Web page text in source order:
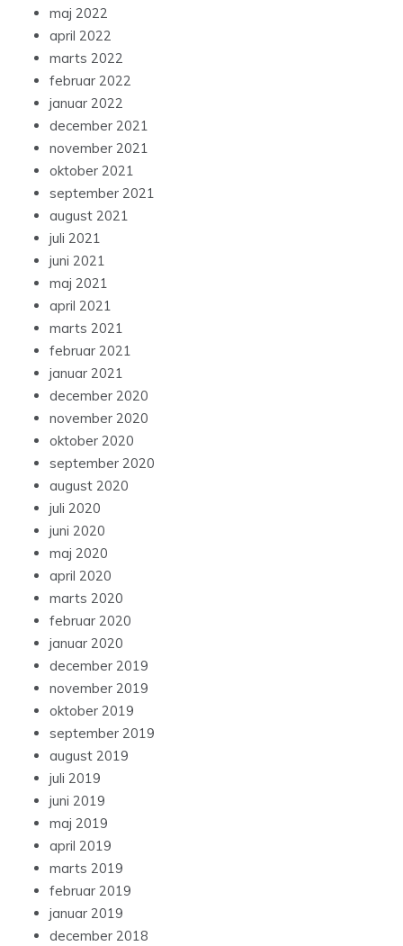
maj 2022
april 2022
marts 2022
februar 2022
januar 2022
december 2021
november 2021
oktober 2021
september 2021
august 2021
juli 2021
juni 2021
maj 2021
april 2021
marts 2021
februar 2021
januar 2021
december 2020
november 2020
oktober 2020
september 2020
august 2020
juli 2020
juni 2020
maj 2020
april 2020
marts 2020
februar 2020
januar 2020
december 2019
november 2019
oktober 2019
september 2019
august 2019
juli 2019
juni 2019
maj 2019
april 2019
marts 2019
februar 2019
januar 2019
december 2018